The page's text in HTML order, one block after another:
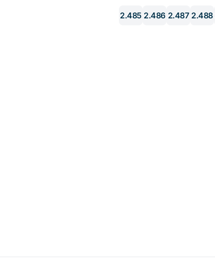
2.485 2.486 2.487 2.488